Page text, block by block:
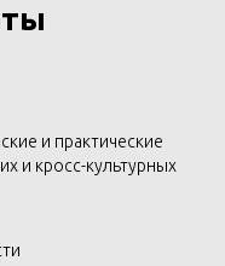
и практические
и кросс-культурных